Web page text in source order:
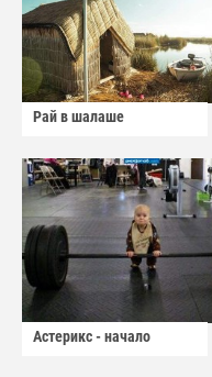
Рай в шалаше
Астерикс - начало